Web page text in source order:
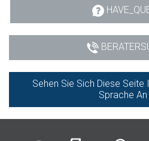
Sehen Sie Sich Diese Seite
Sprache An